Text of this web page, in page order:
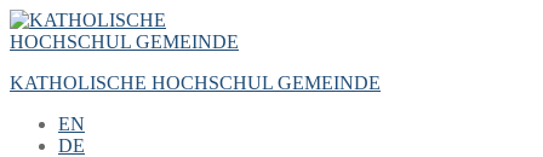
Zum
Inhalt
Menü
Schließen
KATHOLISCHE HOCHSCHUL GEMEINDE
EN
DE